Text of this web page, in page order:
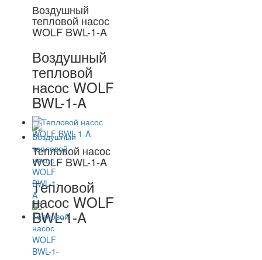
Воздушный
тепловой насос
WOLF BWL-1-A
Воздушный
тепловой
насос WOLF
BWL-1-A
Тепловой насос
WOLF BWL-1-A
Тепловой
насос WOLF
BWL-1-A